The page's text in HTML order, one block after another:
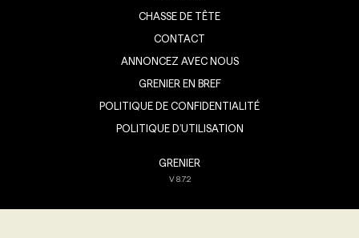
CHASSE DE TÊTE
CONTACT
ANNONCEZ AVEC NOUS
GRENIER EN BREF
POLITIQUE DE CONFIDENTIALITÉ
POLITIQUE D’UTILISATION
GRENIER
V8.7.2